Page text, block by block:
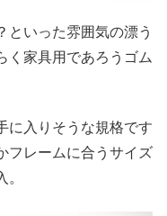
といった雰囲気の漂う
く家具用であろうゴム
に入りそうな規格です
フレームに合うサイズ